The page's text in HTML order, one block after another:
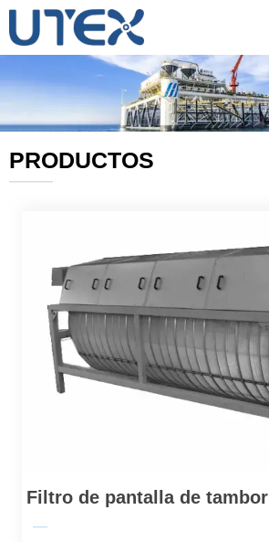
PRODUCTOS
———
Filtro de pantalla de tambor
—